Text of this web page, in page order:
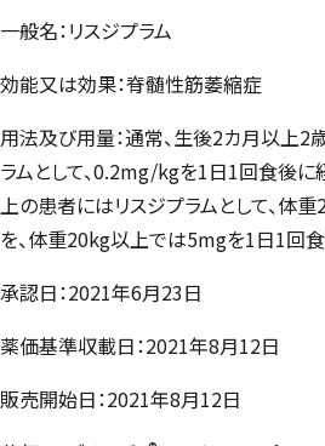
一般名：リスジプラム
効能又は効果：脊髄性筋萎縮症
用法及び用量：通常、生後2カ月以上2
ラムとして、0.2mg/kgを1日1回食後に
上の患者にはリスジプラムとして、
を、体重20kg以上では5mgを1日1回
承認日：2021年6月23日
薬価基準収載日：2021年8月12日
販売開始日：2021年8月12日